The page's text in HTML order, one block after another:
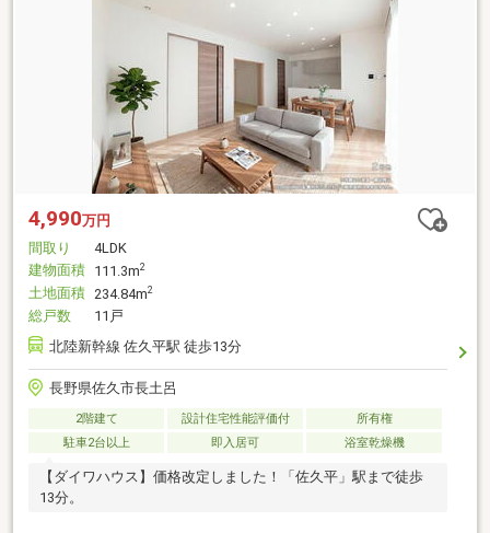
4,990万円
間取り
4LDK
建物面積 111.3m2
土地面積 234.84m2
総戸数
11戸
北陸新幹線 佐久平駅 徒歩13分
長野県佐久市長土呂
2階建て 設計住宅性能評価付
所有権
駐車2台以上
即入居可 浴室乾燥機
【ダイワハウス】価格改定しました！「佐久平」駅まで徒歩
13分。